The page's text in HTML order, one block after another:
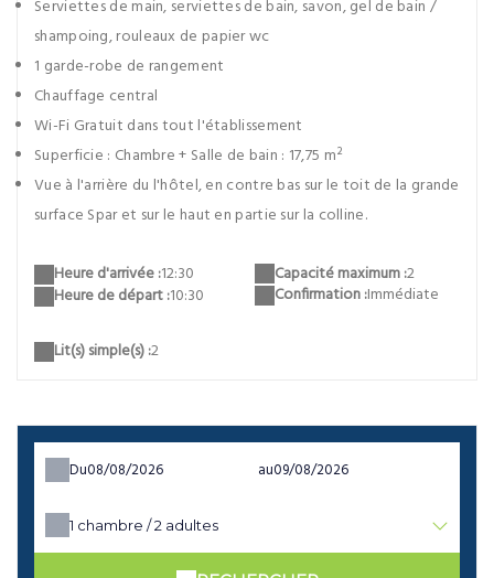
Serviettes de main, serviettes de bain, savon, gel de bain /
shampoing, rouleaux de papier wc
1 garde-robe de rangement
Chauffage central
Wi-Fi Gratuit dans tout l'établissement
Superficie : Chambre + Salle de bain : 17,75 m²
Vue à l'arrière du l'hôtel, en contre bas sur le toit de la grande
surface Spar et sur le haut en partie sur la colline.
Heure d'arrivée :12:30
Heure de départ :10:30
Capacité maximum :2
Confirmation :Immédiate
Lit(s) simple(s) :2
Du au
1 chambre /2 adultes